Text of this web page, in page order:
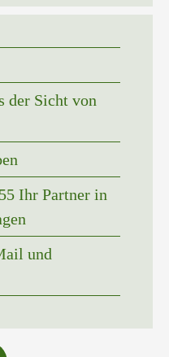
der Sicht von
Ihr Partner in
und